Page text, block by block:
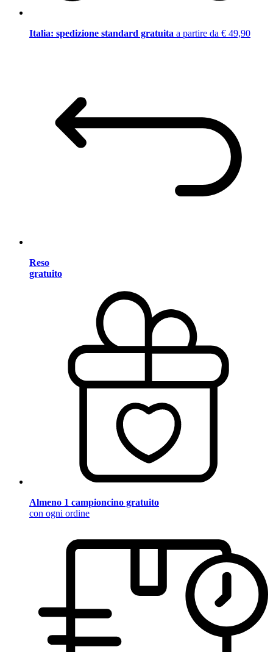
Italia: spedizione standard gratuita a partire da € 49,90
Reso
gratuito
Almeno 1 campioncino gratuito
con ogni ordine